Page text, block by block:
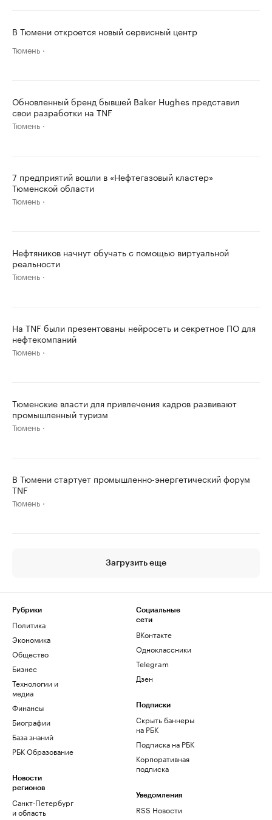
В Тюмени откроется новый сервисный центр
Тюмень
Обновленный бренд бывшей Baker Hughes представил
свои разработки на TNF
Тюмень
7 предприятий вошли в «Нефтегазовый кластер»
Тюменской области
Тюмень
Нефтяников начнут обучать с помощью виртуальной
реальности
Тюмень
На TNF были презентованы нейросеть и секретное ПО для
нефтекомпаний
Тюмень
Тюменские власти для привлечения кадров развивают
промышленный туризм
Тюмень
В Тюмени стартует промышленно-энергетический форум
TNF
Тюмень
Загрузить еще
Рубрики
Политика
Экономика
Общество
Бизнес
Технологии и
медиа
Финансы
Биографии
База знаний
РБК Образование
Новости
регионов
Санкт-Петербург
и область
Социальные
сети
ВКонтакте
Одноклассники
Telegram
Дзен
Подписки
Скрыть баннеры
на РБК
Подписка на РБК
Корпоративная
подписка
Уведомления
RSS Новости